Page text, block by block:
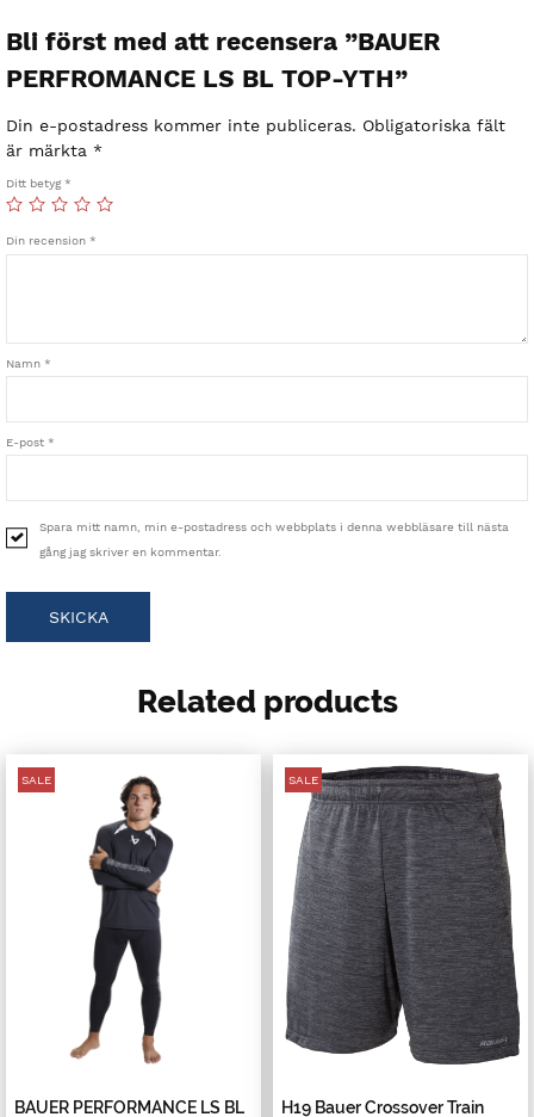
Bli först med att recensera ”BAUER
PERFROMANCE LS BL TOP-YTH”
Din e-postadress kommer inte publiceras. Obligatoriska fält
är märkta*
Ditt betyg*
Din recension*
Namn*
E-post*
Spara mitt namn, min e-postadress och webbplats i denna webbläsare till nästa
gång jag skriver en kommentar.
Related products
SALE
BAUER PERFORMANCE LS BL
SALE
H19 Bauer Crossover Train